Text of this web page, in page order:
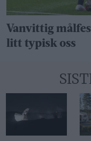
Vanvittig
litt typisk oss